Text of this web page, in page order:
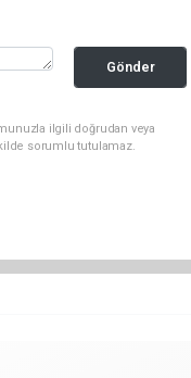
Gönder
ilgili doğrudan veya
sorumlu tutulamaz.